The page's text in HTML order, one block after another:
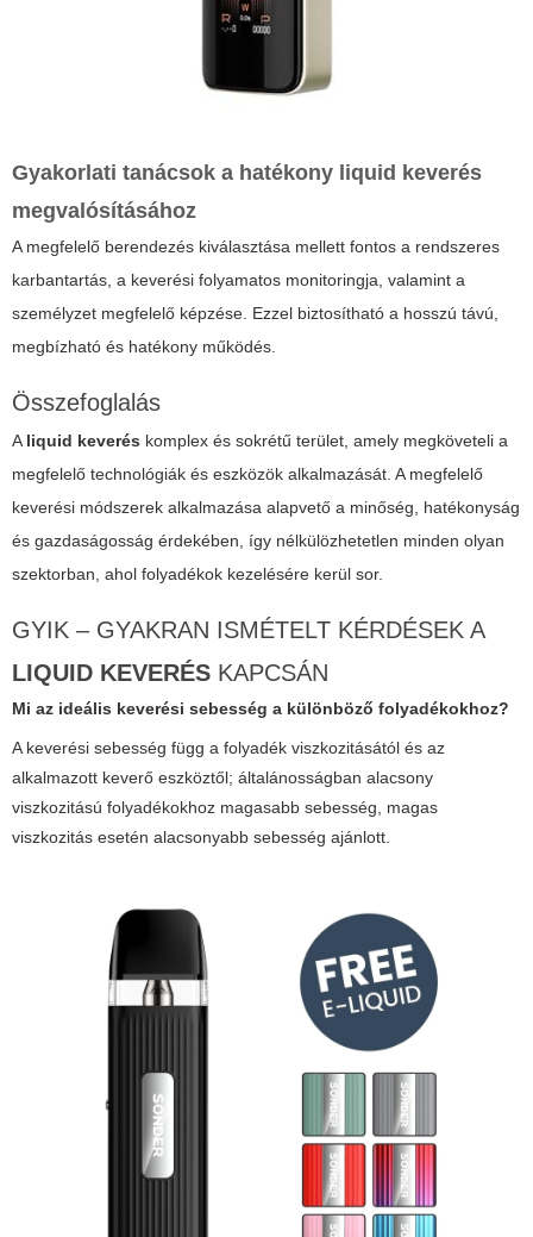
Gyakorlati tanácsok a hatékony liquid keverés
megvalósításához
A megfelelő berendezés kiválasztása mellett fontos a rendszeres
karbantartás, a keverési folyamatos monitoringja, valamint a
személyzet megfelelő képzése. Ezzel biztosítható a hosszú távú,
megbízható és hatékony működés.
Összefoglalás
A liquid keverés komplex és sokrétű terület, amely megköveteli a
megfelelő technológiák és eszközök alkalmazását. A megfelelő
keverési módszerek alkalmazása alapvető a minőség, hatékonyság
és gazdaságosság érdekében, így nélkülözhetetlen minden olyan
szektorban, ahol folyadékok kezelésére kerül sor.
GYIK – GYAKRAN ISMÉTELT KÉRDÉSEK A
LIQUID KEVERÉS KAPCSÁN
Mi az ideális keverési sebesség a különböző folyadékokhoz?
A keverési sebesség függ a folyadék viszkozitásától és az
alkalmazott keverő eszköztől; általánosságban alacsony
viszkozitású folyadékokhoz magasabb sebesség, magas
viszkozitás esetén alacsonyabb sebesség ajánlott.